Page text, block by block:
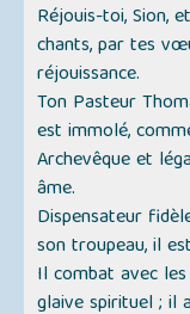
Réjouis-toi, Sion,
chants, par tes
réjouissance.
Ton Pasteur
est immolé,
Archevêque et
âme.
Dispensateur
son troupeau, il
Il combat avec
glaive spirituel ; il